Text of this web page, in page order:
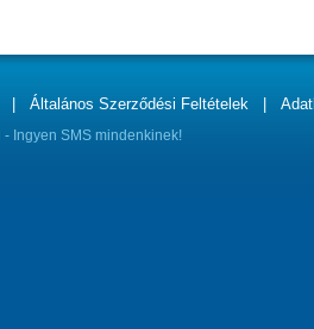
Általános Szerződési Feltételek
Ingyen SMS mindenkinek!